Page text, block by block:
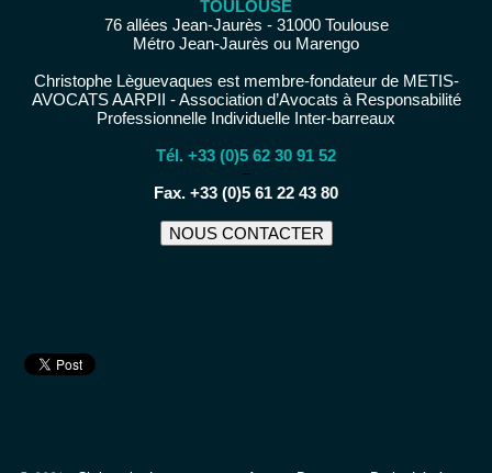
TOULOUSE
76 allées Jean-Jaurès - 31000 Toulouse
Métro Jean-Jaurès ou Marengo
Christophe Lèguevaques est membre-fondateur de METIS-
AVOCATS AARPII - Association d’Avocats à Responsabilité
Professionnelle Individuelle Inter-barreaux
Tél. +33 (0)5 62 30 91 52
−
Fax. +33 (0)5 61 22 43 80
NOUS CONTACTER